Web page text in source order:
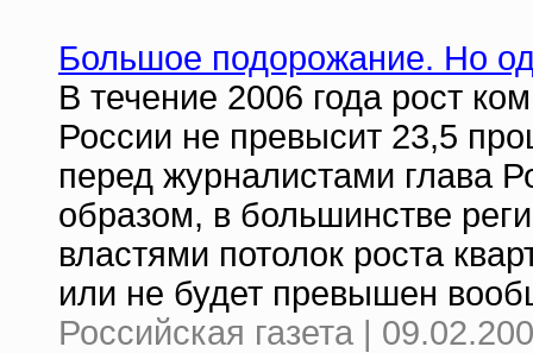
Большое подорожание. Но
В течение 2006 года рост
России не превысит 23,5
перед журналистами глава
образом, в большинстве
властями потолок роста
или не будет превышен
Российская газета |